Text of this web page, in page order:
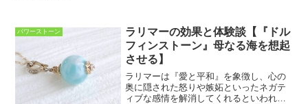
パワーストーン
ラリマーの効果と体験談【『ドル
フィンストーン』母なる海を想起
させる】
ラリマーは『愛と平和』を象徴し、心の
奥に隠された怒りや嫉妬といったネガテ
ィブな感情を解消してくれるといわれて